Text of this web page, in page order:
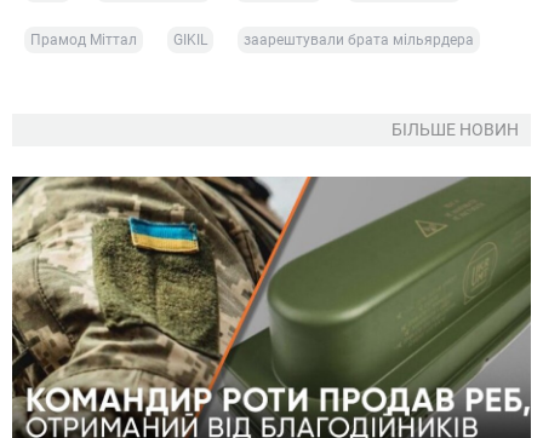
Прамод Міттал GIKIL заарештували брата мільярдера
БІЛЬШЕ НОВИН